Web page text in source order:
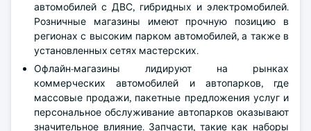
автомобилей с ДВС, гибридных и электромобилей.
Розничные магазины имеют прочную позицию в
регионах с высоким парком автомобилей, а также в
установленных сетях мастерских.
Офлайн-магазины лидируют на рынках
коммерческих автомобилей и автопарков, где
массовые продажи, пакетные предложения услуг и
персональное обслуживание автопарков оказывают
значительное влияние. Запчасти, такие как наборы